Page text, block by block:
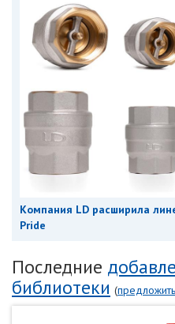
Компания LD расширила
Pride
Последние
библиотеки (